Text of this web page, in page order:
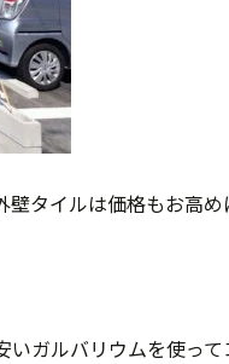
タイルは価格もお高
ガルバリウムを使って